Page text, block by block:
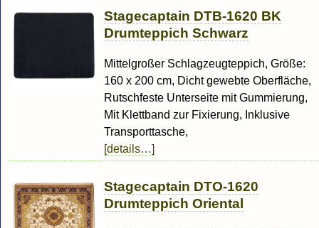
Stagecaptain DTB-1620 BK
Drumteppich Schwarz
Mittelgroßer Schlagzeugteppich, Größe:
160 x 200 cm, Dicht gewebte Oberfläche,
Rutschfeste Unterseite mit Gummierung,
Mit Klettband zur Fixierung, Inklusive
Transporttasche,
[details…]
Stagecaptain DTO-1620
Drumteppich Oriental